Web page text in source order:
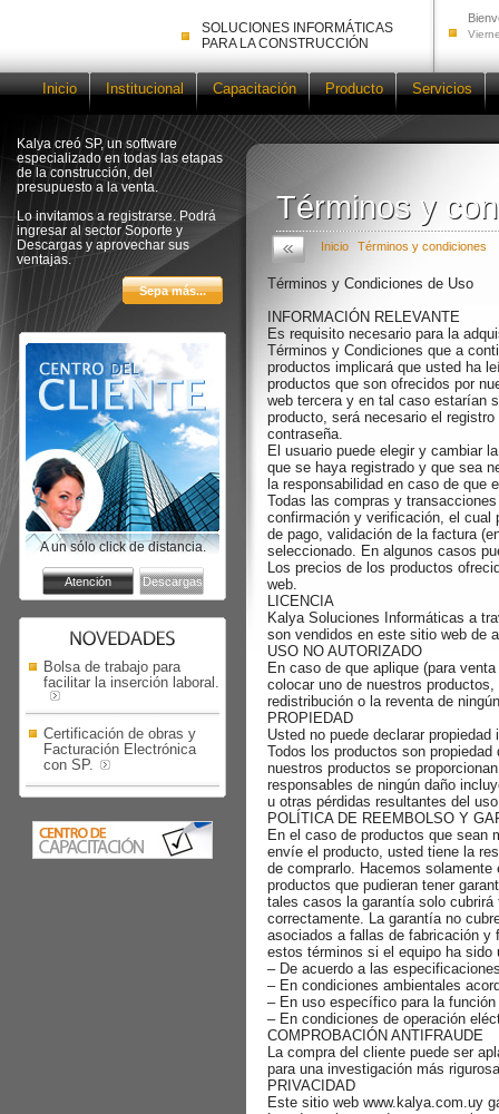
SOLUCIONES INFORMÁTICAS
PARA LA CONSTRUCCIÓN
Inicio Institucional Capacitación Producto Servicios
Kalya creó SP, un software
especializado en todas las etapas
de la construcción, del
presupuesto a la venta.
Lo invitamos a registrarse. Podrá
ingresar al sector Soporte y
Descargas y aprovechar sus
ventajas.
A un sólo click de distancia.
Bolsa de trabajo para
facilitar la inserción laboral.
Certificación de obras y
Facturación Electrónica
con SP.
Términos y
Términos y
Inicio Términos y condiciones
Términos y Condiciones de Uso
INFORMACIÓN RELEVANTE
Es requisito necesario para la
Términos y Condiciones que a
productos implicará que usted ha
productos que son ofrecidos por
web tercera y en tal caso estarían
producto, será necesario el
contraseña.
El usuario puede elegir y cambiar
que se haya registrado y que sea
la responsabilidad en caso de que
Todas las compras y
confirmación y verificación, el cual
de pago, validación de la factura
seleccionado. En algunos casos
Los precios de los productos
web.
LICENCIA
Kalya Soluciones Informáticas a
son vendidos en este sitio web de
USO NO AUTORIZADO
En caso de que aplique (para
colocar uno de nuestros
redistribución o la reventa de
PROPIEDAD
Usted no puede declarar
Todos los productos son
nuestros productos se
responsables de ningún daño
u otras pérdidas resultantes del
POLÍTICA DE REEMBOLSO Y
En el caso de productos que sean
envíe el producto, usted tiene la
de comprarlo. Hacemos
productos que pudieran tener
tales casos la garantía solo
correctamente. La garantía no
asociados a fallas de fabricación y
estos términos si el equipo ha
– De acuerdo a las
– En condiciones ambientales
– En uso específico para la
– En condiciones de operación
COMPROBACIÓN ANTIFRAUDE
La compra del cliente puede ser
para una investigación más
PRIVACIDAD
Este sitio web www.kalya.com.uy